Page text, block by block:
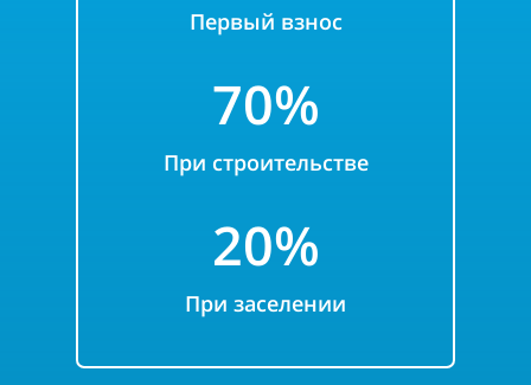
Первый взнос
70%
При строительстве
20%
При заселении